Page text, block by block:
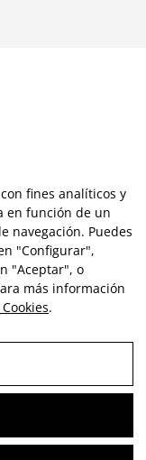
fines analíticos y
en función de un
navegación. Puedes
"Configurar",
"Aceptar", o
más información
.